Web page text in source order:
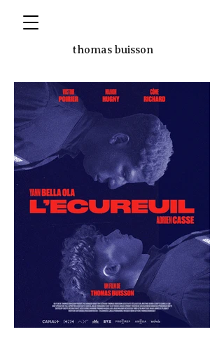
thomas buisson